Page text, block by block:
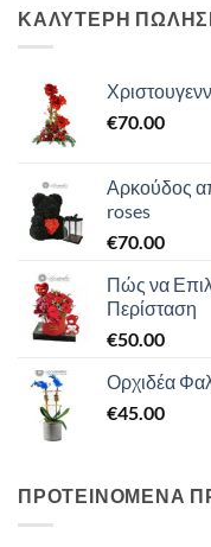
ΚΑΛΥΤΕΡΗ
€70.00
Αρκούδος
roses
€70.00
Πώς να
Περίσταση
€50.00
Ορχιδέα
€45.00
ΠΡΟΤΕΙΝΟΜΕΝΑ